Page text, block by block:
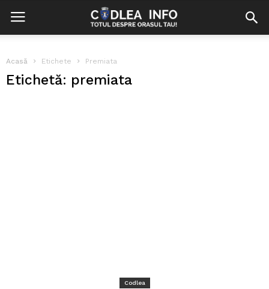
Acasă Etichete Premiata
Etichetă: premiata
Codlea